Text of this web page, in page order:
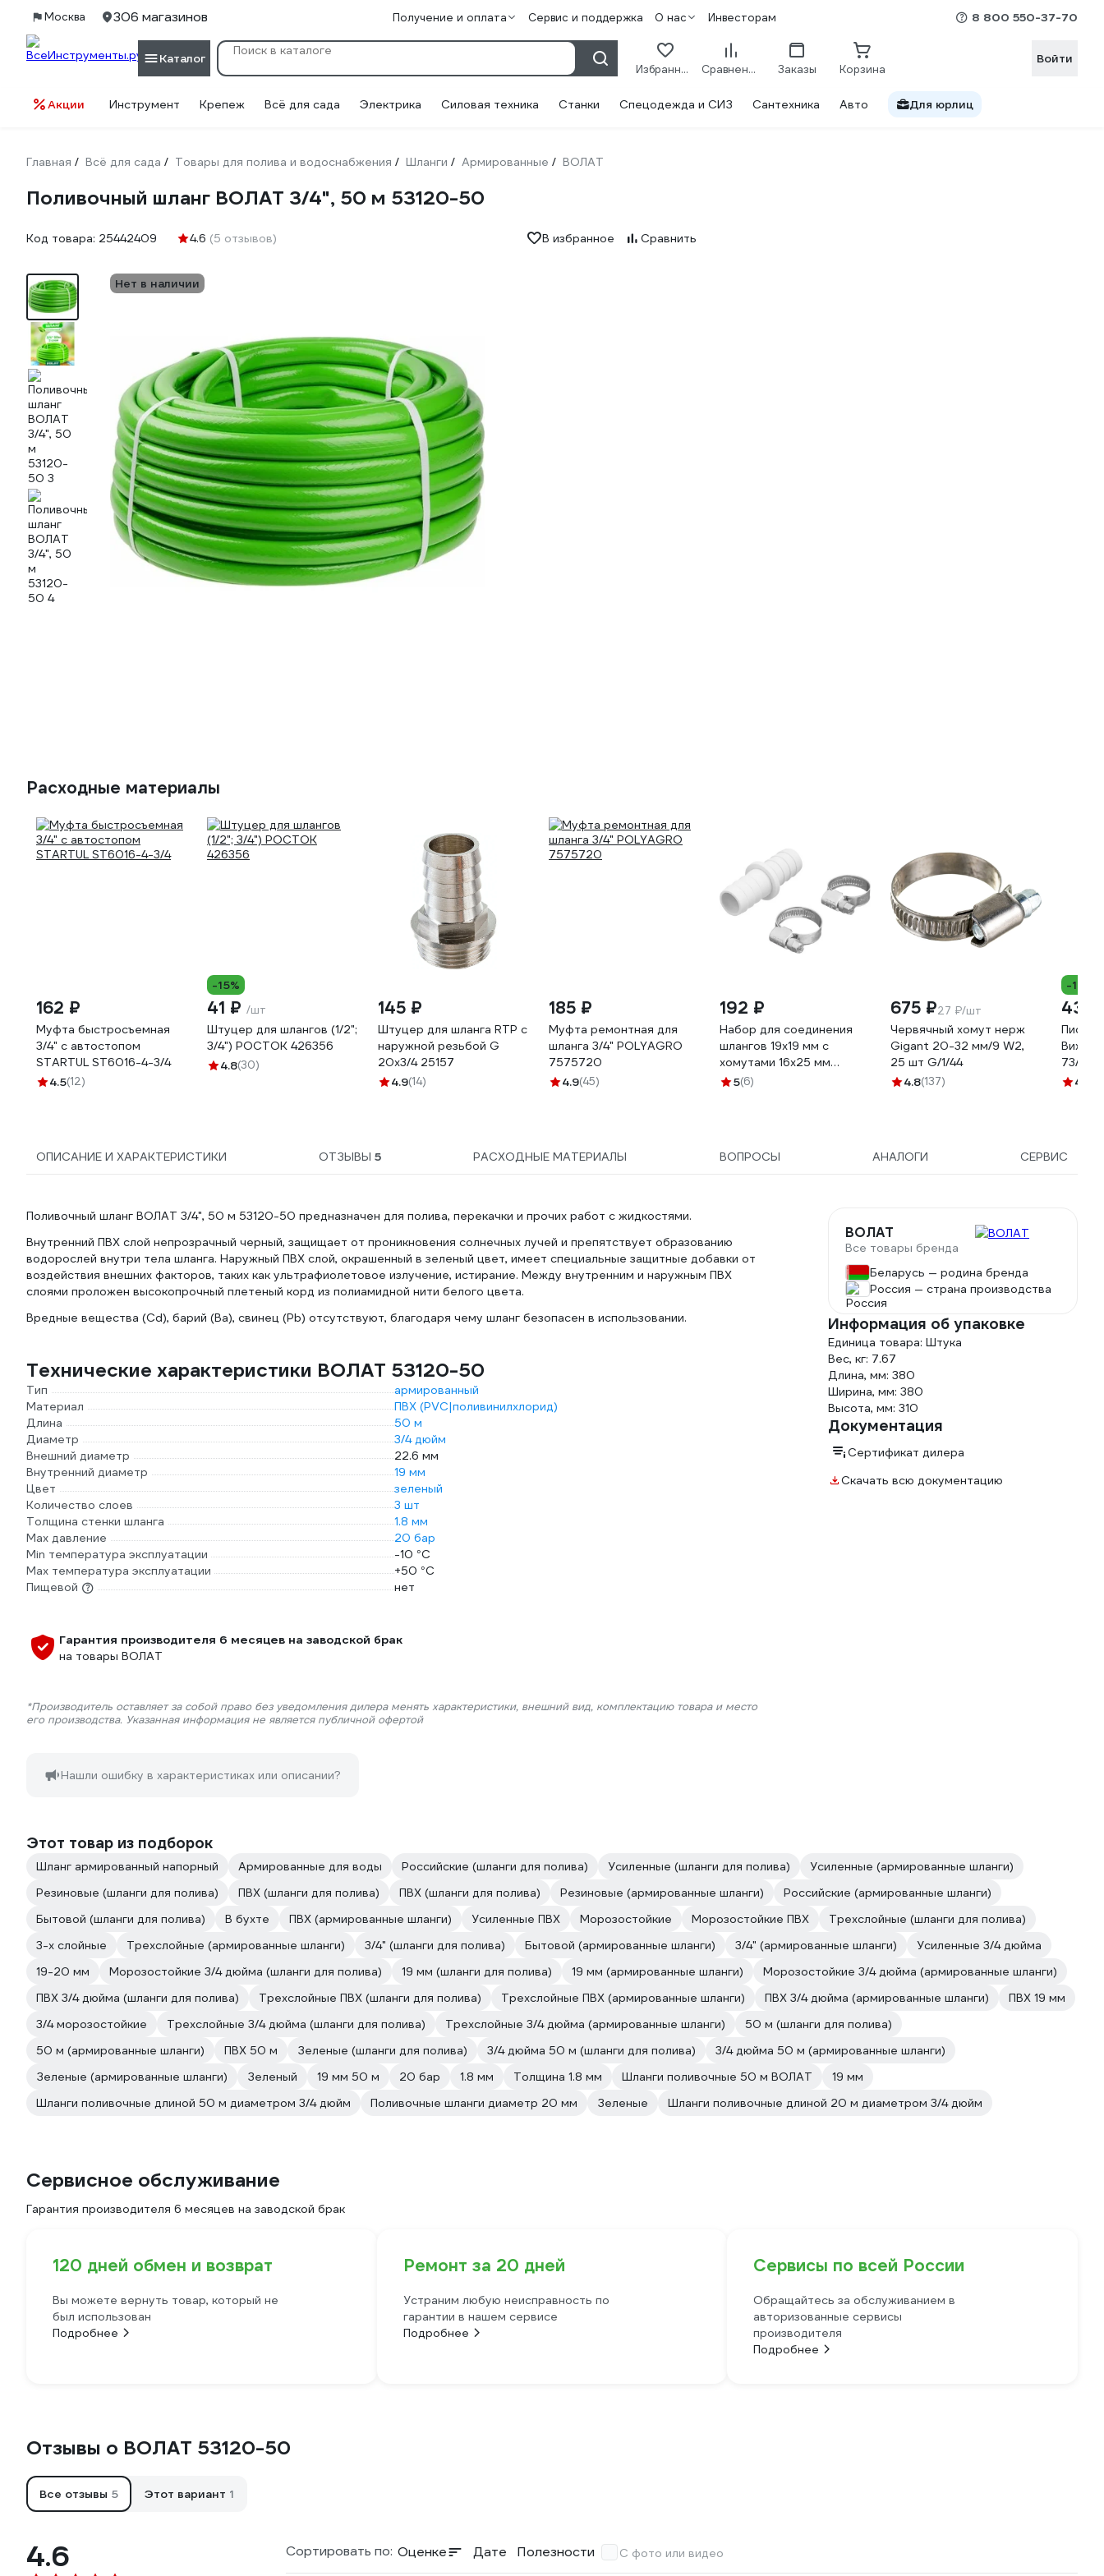
Москва 306 магазинов Получение и оплата Сервис и поддержка О нас Инвесторам 8 800 550-37-70
Каталог
Избранное Сравнение Заказы Корзина
Войти
Акции Инструмент Крепеж Всё для сада Электрика Силовая техника Станки Спецодежда и СИЗ Сантехника Авто Для юрлиц
Главная / Всё для сада / Товары для полива и водоснабжения / Шланги / Армированные / ВОЛАТ
Поливочный шланг ВОЛАТ 3/4", 50 м 53120-50
Код товара: 25442409 4.6 (5 отзывов) В избранное Сравнить
Нет в наличии
Расходные материалы
162 ₽
Муфта быстросъемная
3/4" с автостопом
STARTUL ST6016-4-3/4
4.5(12)
-15%
41 ₽ /шт
Штуцер для шлангов (1/2";
3/4") РОСТОК 426356
4.8(30)
145 ₽
Штуцер для шланга RTP с
наружной резьбой G
20х3/4 25157
4.9(14)
185 ₽
Муфта ремонтная для
шланга 3/4" POLYAGRO
7575720
4.9(45)
192 ₽
Набор для соединения
шлангов 19x19 мм с
хомутами 16х25 мм
Супримпласт
5(6)
675 ₽27 ₽/шт
Червячный хомут нерж
Gigant 20-32 мм/9 W2,
25 шт G/1/44
4.8(137)
-10%
439
Вихрь
73/7/2/
4.2
ОПИСАНИЕ И ХАРАКТЕРИСТИКИ ОТЗЫВЫ5 РАСХОДНЫЕ МАТЕРИАЛЫ ВОПРОСЫ АНАЛОГИ СЕРВИС
Поливочный шланг ВОЛАТ 3/4", 50 м 53120-50 предназначен для полива, перекачки и прочих работ с жидкостями.
Внутренний ПВХ слой непрозрачный черный, защищает от проникновения солнечных лучей и препятствует образованию
водорослей внутри тела шланга. Наружный ПВХ слой, окрашенный в зеленый цвет, имеет специальные защитные добавки от
воздействия внешних факторов, таких как ультрафиолетовое излучение, истирание. Между внутренним и наружным ПВХ
слоями проложен высокопрочный плетеный корд из полиамидной нити белого цвета.
Вредные вещества (Cd), барий (Ba), свинец (Pb) отсутствуют, благодаря чему шланг безопасен в использовании.
Технические характеристики ВОЛАТ 53120-50
Тип
армированный
Материал
ПВХ (PVC|поливинилхлорид)
Длина
50 м
Диаметр
3/4 дюйм
Внешний диаметр
22.6 мм
Внутренний диаметр
19 мм
Цвет
зеленый
Количество слоев
3 шт
Толщина стенки шланга
1.8 мм
Max давление
20 бар
Min температура эксплуатации
-10 °С
Мах температура эксплуатации
+50 °С
Пищевой
нет
Гарантия производителя 6 месяцев на заводской брак
на товары ВОЛАТ
*Производитель оставляет за собой право без уведомления дилера менять характеристики, внешний вид, комплектацию товара и место
его производства. Указанная информация не является публичной офертой
Нашли ошибку в характеристиках или описании?
ВОЛАТ
Все товары бренда
Беларусь — родина бренда
Россия — страна производства
Информация об упаковке
Единица товара: Штука
Вес, кг: 7.67
Длина, мм: 380
Ширина, мм: 380
Высота, мм: 310
Документация
Сертификат дилера
Скачать всю документацию
Этот товар из подборок
Шланг армированный напорный Армированные для воды Российские (шланги для полива) Усиленные (шланги для полива)
Усиленные (армированные шланги)
Резиновые (шланги для полива)
ПВХ (шланги для полива) ПВХ (шланги для полива) Резиновые (армированные шланги)
Российские (армированные шланги)
Бытовой (шланги для полива)
В бухте ПВХ (армированные шланги) Усиленные ПВХ Морозостойкие Морозостойкие ПВХ
Трехслойные (шланги для полива)
3-х слойные
Трехслойные (армированные шланги) 3/4" (шланги для полива) Бытовой (армированные шланги) 3/4" (армированные шланги)
Усиленные 3/4 дюйма
19-20 мм
Морозостойкие 3/4 дюйма (шланги для полива) 19 мм (шланги для полива) 19 мм (армированные шланги)
Морозостойкие 3/4 дюйма (армированные шланги)
ПВХ 3/4 дюйма (шланги для полива)
Трехслойные ПВХ (шланги для полива) Трехслойные ПВХ (армированные шланги) ПВХ 3/4 дюйма (армированные шланги)
ПВХ 19 мм
3/4 морозостойкие
Трехслойные 3/4 дюйма (шланги для полива) Трехслойные 3/4 дюйма (армированные шланги)
50 м (шланги для полива)
50 м (армированные шланги)
ПВХ 50 м Зеленые (шланги для полива) 3/4 дюйма 50 м (шланги для полива)
3/4 дюйма 50 м (армированные шланги)
Зеленые (армированные шланги)
Зеленый 19 мм 50 м 20 бар 1.8 мм Толщина 1.8 мм Шланги поливочные 50 м ВОЛАТ
19 мм
Шланги поливочные длиной 50 м диаметром 3/4 дюйм
Поливочные шланги диаметр 20 мм Зеленые Шланги поливочные длиной 20 м диаметром 3/4 дюйм
Сервисное обслуживание
Гарантия производителя 6 месяцев на заводской брак
120 дней обмен и возврат
Вы можете вернуть товар, который не
был использован
Подробнее
Ремонт за 20 дней
Устраним любую неисправность по
гарантии в нашем сервисе
Подробнее
Сервисы по всей России
Обращайтесь за обслуживанием в
авторизованные сервисы
производителя
Подробнее
Отзывы о ВОЛАТ 53120-50
Все отзывы 5 Этот вариант 1
4.6 Сортировать по: Оценке Дате Полезности С фото или видео